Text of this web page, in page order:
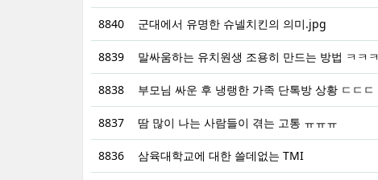
8840 군대에서 유명한 슈넬치킨의 의미.jpg
8839 말싸움하는 유치원생 조용히 만드는 방법 ㅋㅋㅋ
8838 부모님 싸운 후 냉랭한 가족 단톡방 상황 ㄷㄷㄷ
8837 땀 많이 나는 사람들이 겪는 고통 ㅠㅠㅠ
8836 삼육대학교에 대한 쓸데없는 TMI